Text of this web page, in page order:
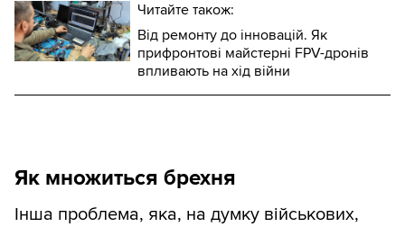
Читайте також:
Від ремонту до інновацій. Як
прифронтові майстерні FPV-дронів
впливають на хід війни
Як множиться брехня
Інша проблема, яка, на думку військових,